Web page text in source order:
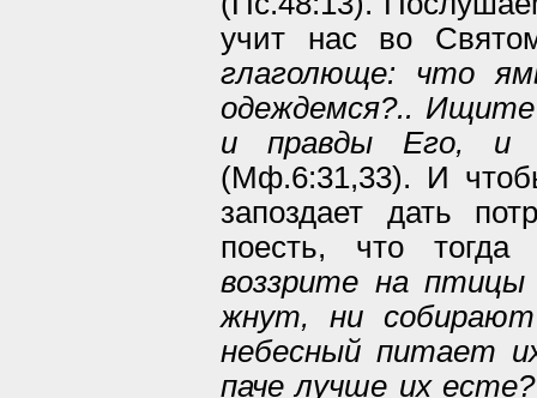
учит нас во
глаголюще: что
одеждемся?..
и правды Его, и
(Мф.6:31,33). И
запоздает дать
поесть, что тогда
воззрите на
жнут, ни
небесный питает
паче лучше их есте?